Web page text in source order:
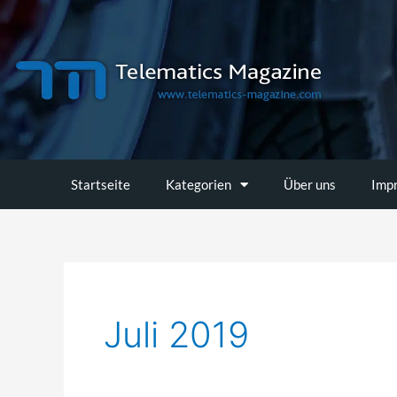
Zum
Inhalt
springen
Startseite Kategorien Über uns
Juli 2019